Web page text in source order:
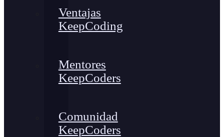
Ventajas
KeepCoding
Mentores
KeepCoders
Comunidad
KeepCoders